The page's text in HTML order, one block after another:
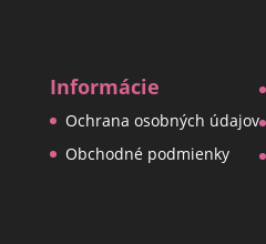
Informácie
Ochrana osobných údajov
Obchodné podmienky